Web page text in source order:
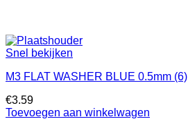
Snel bekijken
M3 FLAT WASHER BLUE 0.5mm (6)
€3.59
Toevoegen aan winkelwagen